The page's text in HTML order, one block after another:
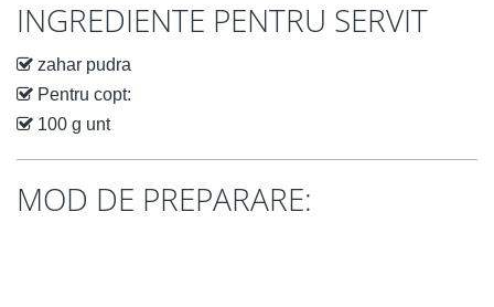
INGREDIENTE PENTRU SERVIT
zahar pudra
Pentru copt:
100 g unt
MOD DE PREPARARE: